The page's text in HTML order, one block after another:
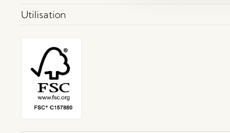
Utilisation